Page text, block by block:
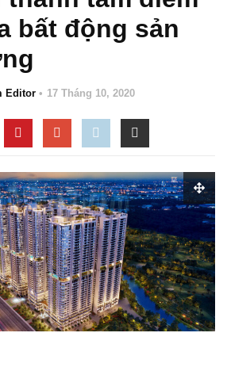
bất động sản
Editor 17 Tháng 10, 2020